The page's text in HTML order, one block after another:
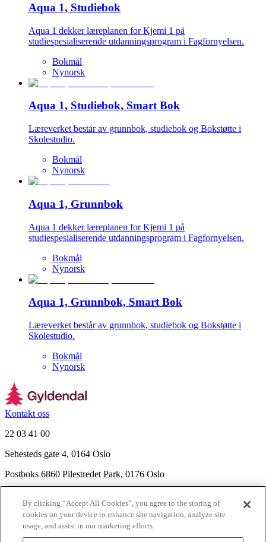
Aqua 1, Studiebok
Aqua 1 dekker læreplanen for Kjemi 1 på
studiespesialiserende utdanningsprogram i Fagfornyelsen.
Bokmål
Nynorsk
Aqua 1, Studiebok, Smart Bok
Læreverket består av grunnbok, studiebok og Bokstøtte i
Skolestudio.
Bokmål
Nynorsk
Aqua 1, Grunnbok
Aqua 1 dekker læreplanen for Kjemi 1 på
studiespesialiserende utdanningsprogram i Fagfornyelsen.
Bokmål
Nynorsk
Aqua 1, Grunnbok, Smart Bok
Læreverket består av grunnbok, studiebok og Bokstøtte i
Skolestudio.
Bokmål
Nynorsk
Kontakt oss
22 03 41 00
Sehesteds gate 4, 0164 Oslo
Postboks 6860 Pilestredet Park, 0176 Oslo
Nyhetsbrev
Ledige stillinger
Send inn manus
By clicking “Accept All Cookies”, you agree to the storing of
cookies on your device to enhance site navigation, analyze site
usage, and assist in our marketing efforts.